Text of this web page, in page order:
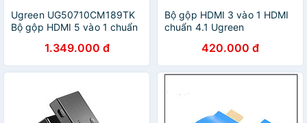
Ugreen UG50710CM189TK
Bộ gộp HDMI 5 vào 1 chuẩn
1.349.000 đ
Bộ gộp HDMI 3 vào 1 HDMI
chuẩn 4.1 Ugreen
420.000 đ